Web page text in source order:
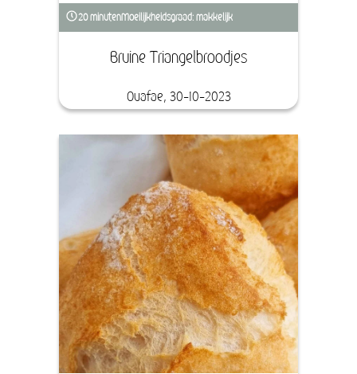
20 minutenMoeilijkheidsgraad: makkelijk
Bruine Triangelbroodjes
Ouafae, 30-10-2023